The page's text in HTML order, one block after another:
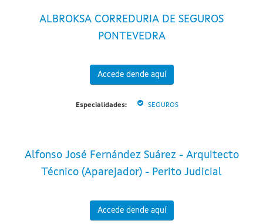
ALBROKSA CORREDURIA DE SEGUROS
PONTEVEDRA
Accede dende aquí
Especialidades: SEGUROS
Alfonso José Fernández Suárez - Arquitecto
Técnico (Aparejador) - Perito Judicial
Accede dende aquí